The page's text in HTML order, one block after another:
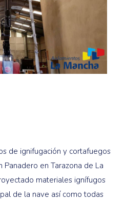
de ignifugación y cortafuegos
Panadero en Tarazona de La
materiales ignífugos
de la nave así como todas